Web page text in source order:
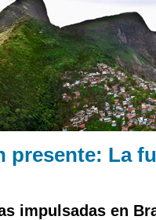
presente: La
impulsadas en